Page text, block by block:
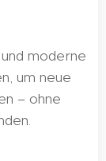
moderne
um neue
– ohne